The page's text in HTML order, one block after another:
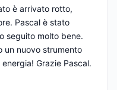
è arrivato rotto,
Pascal è stato
seguito molto bene.
un nuovo strumento
Grazie Pascal.